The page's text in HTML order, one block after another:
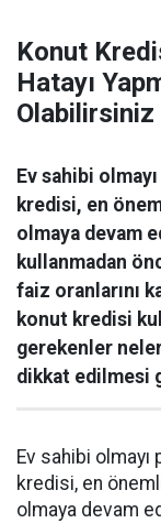
Konut
Hatayı
Olabilirsiniz
Ev sahibi
kredisi, en
olmaya devam
kullanmadan
faiz oranlarını
konut kredisi
gerekenler
dikkat edilmesi
Ev sahibi
kredisi, en
olmaya devam